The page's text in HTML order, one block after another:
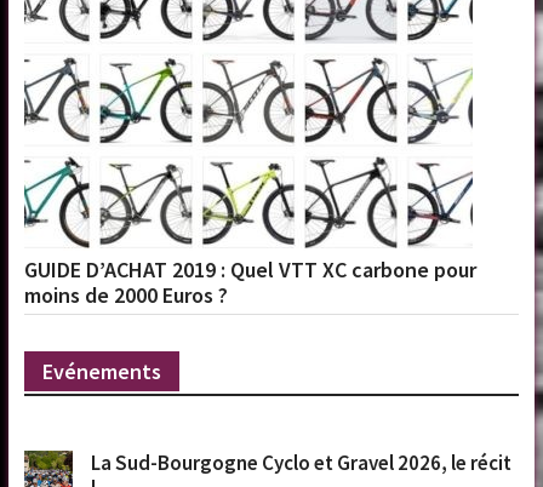
GUIDE D’ACHAT 2019 : Quel VTT XC carbone pour
moins de 2000 Euros ?
Evénements
La Sud-Bourgogne Cyclo et Gravel 2026, le récit